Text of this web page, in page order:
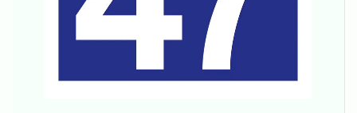
Регион готовится к выборам
Никакого принуждения, только письменное
04 августа 2026